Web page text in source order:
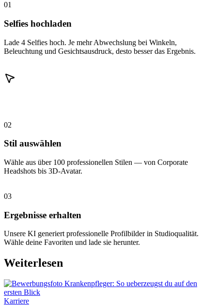
01
Selfies hochladen
Lade 4 Selfies hoch. Je mehr Abwechslung bei Winkeln,
Beleuchtung und Gesichtsausdruck, desto besser das Ergebnis.
02
Stil auswählen
Wähle aus über 100 professionellen Stilen — von Corporate
Headshots bis 3D-Avatar.
03
Ergebnisse erhalten
Unsere KI generiert professionelle Profilbilder in Studioqualität.
Wähle deine Favoriten und lade sie herunter.
Weiterlesen
Karriere